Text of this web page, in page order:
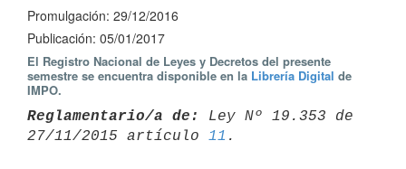
Promulgación: 29/12/2016
Publicación: 05/01/2017
El Registro Nacional de Leyes y Decretos del presente
semestre se encuentra disponible en la Librería Digital de
IMPO.
Reglamentario/a de:
Ley Nº 19.353 de
27/11/2015 artículo 11